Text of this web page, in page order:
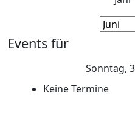
Events für
Sonntag,
Keine Termine